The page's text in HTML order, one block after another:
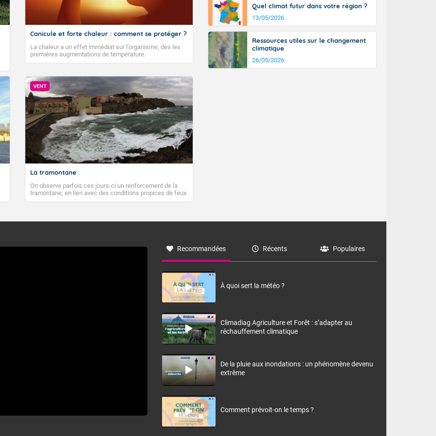
Canicule et forte chaleur : comment se protéger ?
La chaleur a un effet immédiat sur l’organisme, dès les
premières augmentations de température.
VENT
La tramontane
On observe parfois ces jours-ci un renforcement de la
tramontane, en lien avec des conditions propices de feux
de forêt. Mais qu'est-ce que la tramontane ? Quelles sont
à nord-ouest, dans un secteur qui part du Roussillon à la
monts, en allusion aux régions montagneuses d’où
Quel climat futur dans votre région ?
13/05/2026
Ressources utiles sur le changement
climatique
26/05/2026
Recommandées Récents Populaires
À quoi sert la météo ?
Climadiag Agriculture et Forêt : s’adapter au
réchauffement climatique
De la pluie aux inondations : un phénomène devenu
extrême
Comment prévoit-on le temps ?